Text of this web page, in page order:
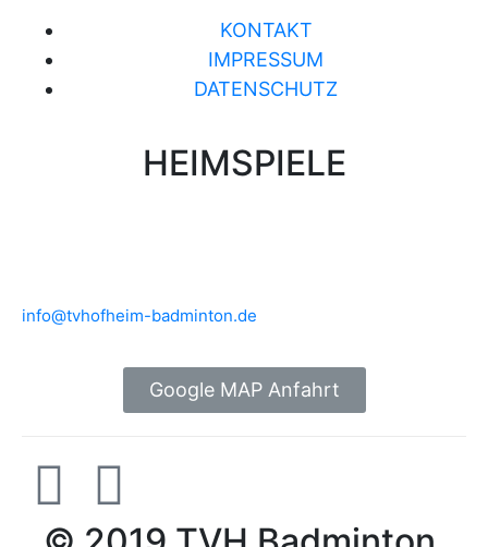
KONTAKT
IMPRESSUM
DATENSCHUTZ
HEIMSPIELE
info@tvhofheim-badminton.de
Google MAP Anfahrt